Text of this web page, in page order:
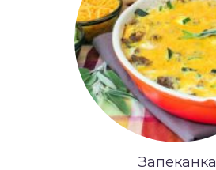
Запеканка